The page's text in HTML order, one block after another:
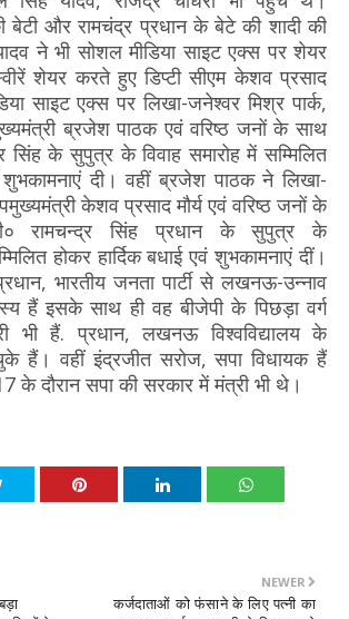
बेटी और रामचंद्र प्रधान के बेटे की शादी की
ने भी सोशल मीडिया साइट एक्स पर शेयर
शेयर करते हुए डिप्टी सीएम केशव प्रसाद
साइट एक्स पर लिखा-जनेश्वर मिश्र पार्क,
ब्रजेश पाठक एवं वरिष्ठ जनों के साथ
सिंह के सुपुत्र के विवाह समारोह में सम्मिलित
दी। वहीं ब्रजेश पाठक ने लिखा-
केशव प्रसाद मौर्य एवं वरिष्ठ जनों के
रामचन्द्र सिंह प्रधान के सुपुत्र के
होकर हार्दिक बधाई एवं शुभकामनाएं दीं।
भारतीय जनता पार्टी से लखनऊ-उन्नाव
हैं इसके साथ ही वह बीजेपी के पिछड़ा वर्ग
भी हैं. प्रधान, लखनऊ विश्वविद्यालय के
हैं। वहीं इंद्रजीत सरोज, सपा विधायक हैं
दौरान सपा की सरकार में मंत्री भी थे।
NEWER
कर्जदाताओं को फंसाने के लिए पत्नी का